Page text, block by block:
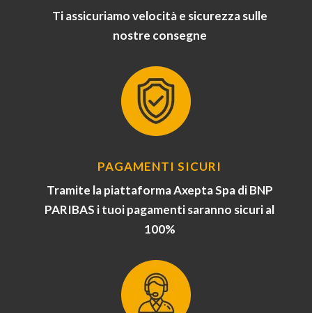
Ti assicuriamo velocità e sicurezza sulle
nostre consegne
PAGAMENTI SICURI
Tramite la piattaforma Axepta Spa di BNP
PARIBAS i tuoi pagamenti saranno sicuri al
100%